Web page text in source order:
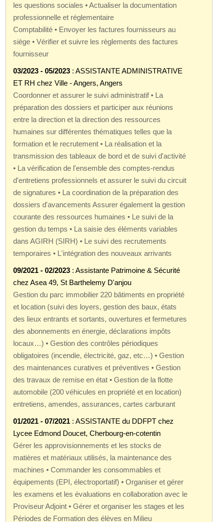
les questions sociales • Actualiser la documentation
professionnelle et réglementaire
Comptabilité • Envoyer les factures fournisseurs au
siège • Vérifier et suivre les règlements des factures
fournisseur
03/2023 - 05/2023 : ASSISTANTE ADMINISTRATIVE
ET RH chez Ville - Angers, Angers
Coordonner et assurer le suivi administratif • La
préparation des dossiers et participer aux réunions
entre la direction et la direction des ressources
humaines sur différentes thématiques telles que la
formation et le recrutement • La réalisation et la
transmission des tableaux de bord et de suivi d'activité
• La vérification de l'ensemble des comptes-rendus
d'entretiens professionnels et assurer le suivi du circuit
de signatures • La coordination de la préparation des
dossiers d'avancements Assurer également la gestion
courante des ressources humaines • Le suivi de la
gestion du temps • La saisie des éléments variables
dans AGIRH (SIRH) • Le suivi des recrutements
temporaires • L'intégration des nouveaux arrivants
09/2021 - 02/2023 : Assistante Patrimoine & Sécurité
chez Asea 49, St Barthelemy D'anjou
Gestion du parc immobilier 220 bâtiments en propriété
et location (suivi des loyers, gestion des baux, états
des lieux entrants et sortants, ouvertures et fermetures
des abonnements en énergie, déclarations impôts
locaux…) • Gestion des contrôles périodiques
obligatoires (incendie, électricité, gaz, etc…) • Gestion
des maintenances curatives et préventives • Gestion
des travaux de remise en état • Gestion de la flotte
automobile (200 véhicules en propriété et en location)
entretiens, amendes, assurances, cartes carburant
01/2021 - 07/2021 : ASSISTANTE du DDFPT chez
Lycee Edmond Doucet, Cherbourg-en-cotentin
Gérer les approvisionnements et les stocks de
matières et matériaux utilisés, la maintenance des
machines • Commander les consommables et
équipements (EPI, électroportatif) • Organiser et gérer
les examens et les évaluations en collaboration avec le
Proviseur Adjoint • Gérer et organiser les stages et les
Périodes de Formation des élèves en Milieu